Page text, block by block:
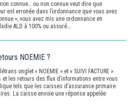
connue… ou non connue veut dire que
est erronée dans l’ordonnance que vous avez
», vous avez mis une ordonnance en
ALD à 100% ou assuré…
NOEMIE ?
onglet « NOEMIE » et « SUIVI FACTURE »
les retours des flux d’informations entre vous
tels que les caisses d’assurance primaire
La caisse envoie une réponse appelée